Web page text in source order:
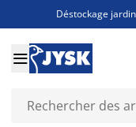
Déstockage
Jusqu'à -
Découvrez
